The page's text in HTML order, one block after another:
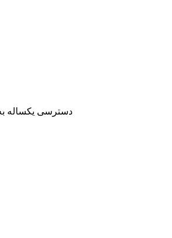
دسترسی یکساله به بیش از ۵۰۰ ژورنال روز